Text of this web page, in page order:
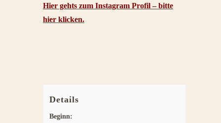
Hier gehts zum Instagram Profil – bitte
hier klicken.
Details
Beginn: